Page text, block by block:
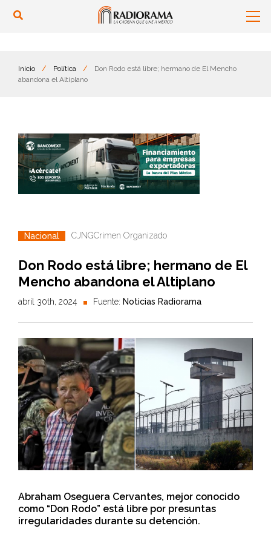
Inicio / Política /
Don Rodo está libre; hermano de El Mencho
abandona el Altiplano
Nacional CJNGCrimen Organizado
Don Rodo está libre; hermano de El
Mencho abandona el Altiplano
abril 30th, 2024 Fuente: Noticias Radiorama
Abraham Oseguera Cervantes, mejor conocido
como “Don Rodo” está libre por presuntas
irregularidades durante su detención.